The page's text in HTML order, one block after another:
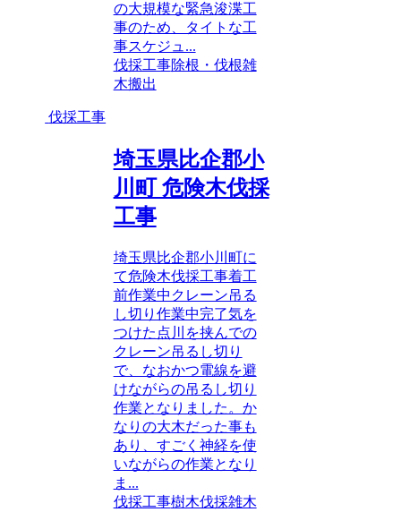
の大規模な緊急浚渫工
事のため、タイトな工
事スケジュ...
伐採工事除根・伐根雑
木搬出
伐採工事
埼玉県比企郡小
川町 危険木伐採
工事
埼玉県比企郡小川町に
て危険木伐採工事着工
前作業中クレーン吊る
し切り作業中完了気を
つけた点川を挟んでの
クレーン吊るし切り
で、なおかつ電線を避
けながらの吊るし切り
作業となりました。か
なりの大木だった事も
あり、すごく神経を使
いながらの作業となり
ま...
伐採工事樹木伐採雑木